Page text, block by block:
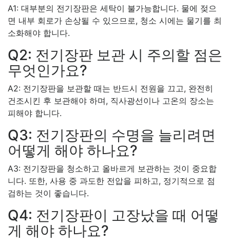
A1: 대부분의 전기장판은 세탁이 불가능합니다. 물에 젖으
면 내부 회로가 손상될 수 있으므로, 청소 시에는 물기를 최
소화해야 합니다.
Q2: 전기장판 보관 시 주의할 점은
무엇인가요?
A2: 전기장판을 보관할 때는 반드시 전원을 끄고, 완전히
건조시킨 후 보관해야 하며, 직사광선이나 고온의 장소는
피해야 합니다.
Q3: 전기장판의 수명을 늘리려면
어떻게 해야 하나요?
A3: 전기장판을 청소하고 올바르게 보관하는 것이 중요합
니다. 또한, 사용 중 과도한 전압을 피하고, 정기적으로 점
검하는 것이 좋습니다.
Q4: 전기장판이 고장났을 때 어떻
게 해야 하나요?